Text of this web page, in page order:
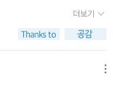
책이 아니면 알 수가 없는
들의 지혜를 가르쳐 주는
다. 어른들을 지게에 지고
른들에게 냉담하게 하는
없단 생각이다. 노인 존중
동화다. 꼭 읽어보길 권한
로 지낸 외로운 시간을 뒤
버지와 결혼을 하겠다면,
를 만난다면 과연 쉽게 그
잔이 먼저 나올 것이다.
외로움과 아픔과 소외됨을
인들의 외로운 삶을 조명
정을 지닌 한 인간임을 일
산다>는 혼자 사는 노인
수 있는 작품이다.버럭
활력을 주어 읽는 맛을 더
동생을 놀린 주인공이 악어
더보기